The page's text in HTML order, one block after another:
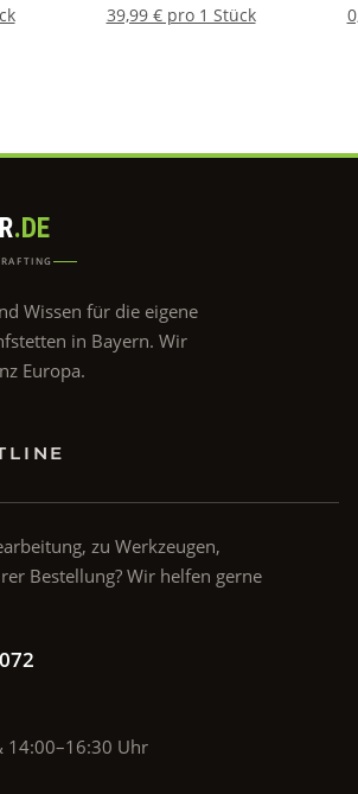
39,99 € pro 1 Stück
.DE
Wissen für die eigene
in Bayern. Wir
Europa.
zu Werkzeugen,
Bestellung? Wir helfen gerne
14:00–16:30 Uhr